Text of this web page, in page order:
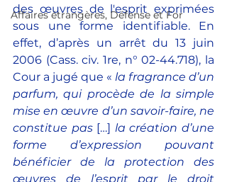
Affaires étrangères, Défense et For
des œuvres de l'esprit exprimées
sous une forme identifiable. En
effet, d’après un arrêt du 13 juin
2006 (Cass. civ. 1re, n° 02-44.718), la
Cour a jugé que « la fragrance d’un
parfum, qui procède de la simple
mise en œuvre d’un savoir-faire, ne
constitue pas […] la création d’une
forme d’expression pouvant
bénéficier de la protection des
œuvres de l’esprit par le droit